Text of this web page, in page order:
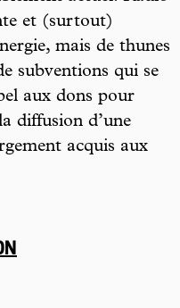
et (surtout)
mais de thunes
subventions qui se
aux dons pour
diffusion d’une
acquis aux